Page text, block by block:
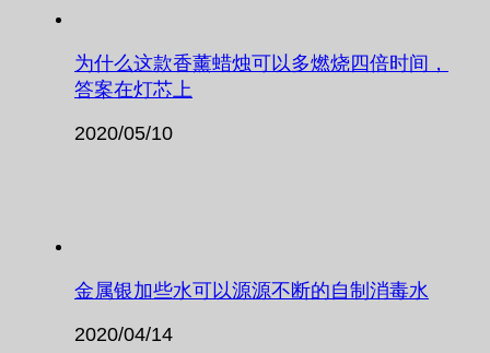
为什么这款香薰蜡烛可以多燃烧四倍时间，
答案在灯芯上
2020/05/10
金属银加些水可以源源不断的自制消毒水
2020/04/14